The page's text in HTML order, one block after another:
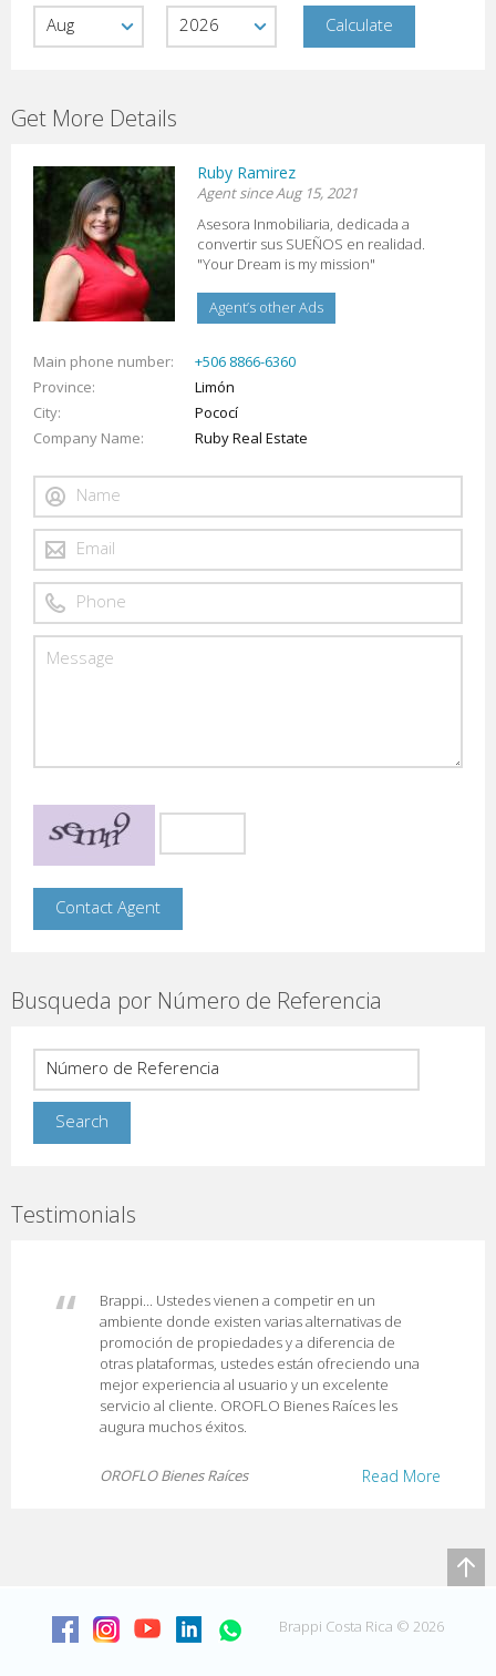
Get More Details
Ruby Ramirez
Agent since Aug 15, 2021
Asesora Inmobiliaria, dedicada a
convertir sus SUEÑOS en realidad.
"Your Dream is my mission"
Agent’s other Ads
Main phone number
+506 8866-6360
Province
Limón
City
Pococí
Company Name
Ruby Real Estate
Busqueda por Número de Referencia
Testimonials
Brappi... Ustedes vienen a competir en un
ambiente donde existen varias alternativas de
promoción de propiedades y a diferencia de
otras plataformas, ustedes están ofreciendo una
mejor experiencia al usuario y un excelente
servicio al cliente. OROFLO Bienes Raíces les
augura muchos éxitos.
Read More
OROFLO Bienes Raíces
Brappi Costa Rica © 2026